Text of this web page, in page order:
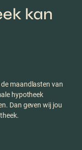
kan
maandlasten van
hypotheek
Dan geven wij jou